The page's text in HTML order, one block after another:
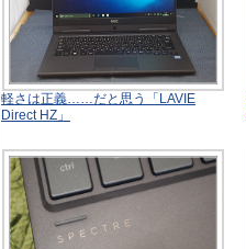
軽さは正義……だと思う「LAVIE
Direct HZ」